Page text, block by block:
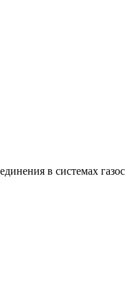
в системах